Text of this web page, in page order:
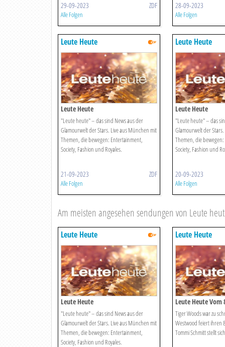
29-09-2023 ZDF
Alle Folgen
28-09-2023
Alle Folgen
Leute Heute
Leute Heute
"Leute heute" – das sind News aus der
Glamourwelt der Stars. Live aus München mit
Themen, die bewegen: Entertainment,
Society, Fashion und Royales.
21-09-2023 ZDF
Alle Folgen
Leute Heute
Leute Heute
"Leute heute" – das
Glamourwelt der
Themen, die
Society, Fashion und
20-09-2023
Alle Folgen
Am meisten angesehen sendungen von Leute
Leute Heute
Leute Heute
"Leute heute" – das sind News aus der
Glamourwelt der Stars. Live aus München mit
Themen, die bewegen: Entertainment,
Society, Fashion und Royales.
Leute Heute
Leute Heute Vom
Tiger Woods war zu
Westwood feiert ihren
Tommi Schmitt stellt